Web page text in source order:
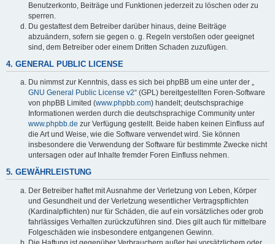
Benutzerkonto, Beiträge und Funktionen jederzeit zu löschen oder zu
sperren.
Du gestattest dem Betreiber darüber hinaus, deine Beiträge
abzuändern, sofern sie gegen o. g. Regeln verstoßen oder geeignet
sind, dem Betreiber oder einem Dritten Schaden zuzufügen.
4. GENERAL PUBLIC LICENSE
Du nimmst zur Kenntnis, dass es sich bei phpBB um eine unter der „
GNU General Public License v2“ (GPL) bereitgestellten Foren-Software
von phpBB Limited (www.phpbb.com) handelt; deutschsprachige
Informationen werden durch die deutschsprachige Community unter
www.phpbb.de zur Verfügung gestellt. Beide haben keinen Einfluss auf
die Art und Weise, wie die Software verwendet wird. Sie können
insbesondere die Verwendung der Software für bestimmte Zwecke nicht
untersagen oder auf Inhalte fremder Foren Einfluss nehmen.
5. GEWÄHRLEISTUNG
Der Betreiber haftet mit Ausnahme der Verletzung von Leben, Körper
und Gesundheit und der Verletzung wesentlicher Vertragspflichten
(Kardinalpflichten) nur für Schäden, die auf ein vorsätzliches oder grob
fahrlässiges Verhalten zurückzuführen sind. Dies gilt auch für mittelbare
Folgeschäden wie insbesondere entgangenen Gewinn.